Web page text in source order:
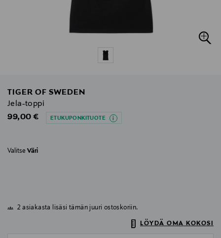
TIGER OF SWEDEN
Jela-toppi
Original Price
99,00 € ETUKUPONKITUOTE
Valitse Väri
2 asiakasta lisäsi tämän juuri ostoskoriin.
LÖYDÄ OMA KOKOSI